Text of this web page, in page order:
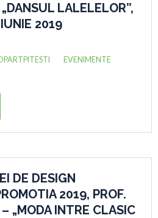
LALELELOR”,
2019
EVENIMENTE
DE DESIGN
2019, PROF.
„MODA INTRE CLASIC